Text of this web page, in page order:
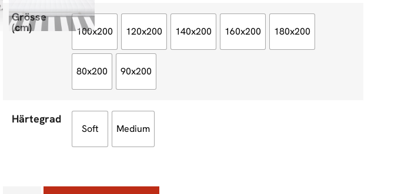
Grösse
(cm) 100x200 120x200 140x200 160x200 180x200
80x200 90x200
Härtegrad
Soft Medium